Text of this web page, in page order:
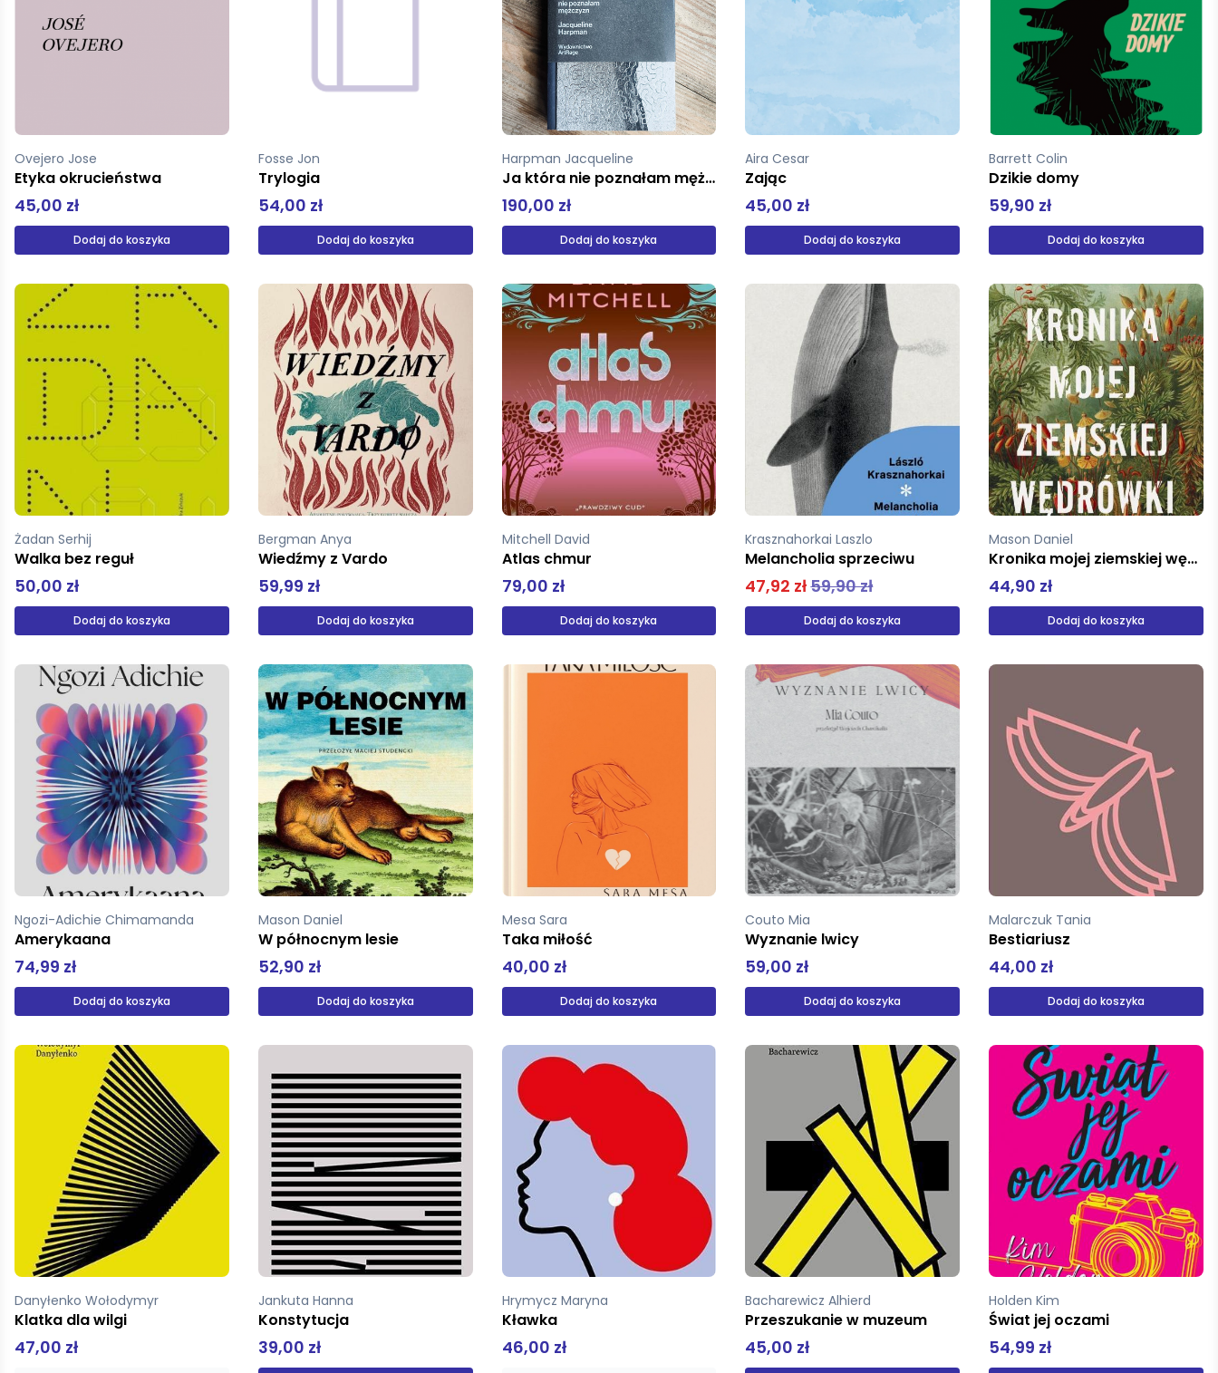
Ovejero Jose
Etyka okrucieństwa
45,00 zł
Dodaj do koszyka
Fosse Jon
Trylogia
54,00 zł
Dodaj do koszyka
Harpman Jacqueline
Ja która nie poznałam mężczyzn Edycja kolekcjonerska
190,00 zł
Dodaj do koszyka
Aira Cesar
Zając
45,00 zł
Dodaj do koszyka
Barrett Colin
Dzikie domy
59,90 zł
Dodaj do koszyka
Żadan Serhij
Walka bez reguł
50,00 zł
Dodaj do koszyka
Bergman Anya
Wiedźmy z Vardo
59,99 zł
Dodaj do koszyka
Mitchell David
Atlas chmur
79,00 zł
Dodaj do koszyka
Krasznahorkai Laszlo
Melancholia sprzeciwu
47,92 zł59,90 zł
Dodaj do koszyka
Mason Daniel
Kronika mojej ziemskiej wędrówki
44,90 zł
Dodaj do koszyka
Ngozi-Adichie Chimamanda
Amerykaana
74,99 zł
Dodaj do koszyka
Mason Daniel
W północnym lesie
52,90 zł
Dodaj do koszyka
Mesa Sara
Taka miłość
40,00 zł
Dodaj do koszyka
Couto Mia
Wyznanie lwicy
59,00 zł
Dodaj do koszyka
Malarczuk Tania
Bestiariusz
44,00 zł
Dodaj do koszyka
Danyłenko Wołodymyr
Klatka dla wilgi
47,00 zł
Jankuta Hanna
Konstytucja
39,00 zł
Hrymycz Maryna
Kławka
46,00 zł
Bacharewicz Alhierd
Przeszukanie w muzeum
45,00 zł
Holden Kim
Świat jej oczami
54,99 zł